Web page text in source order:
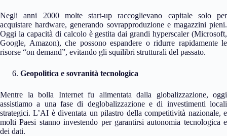
Negli anni 2000 molte start-up raccoglievano capitale solo per
acquistare hardware, generando sovrapproduzione e magazzini pieni.
Oggi la capacità di calcolo è gestita dai grandi hyperscaler (Microsoft,
Google, Amazon), che possono espandere o ridurre rapidamente le
risorse “on demand”, evitando gli squilibri strutturali del passato.
Geopolitica e sovranità tecnologica
Mentre la bolla Internet fu alimentata dalla globalizzazione, oggi
assistiamo a una fase di deglobalizzazione e di investimenti locali
strategici. L’AI è diventata un pilastro della competitività nazionale, e
molti Paesi stanno investendo per garantirsi autonomia tecnologica e
dei dati.